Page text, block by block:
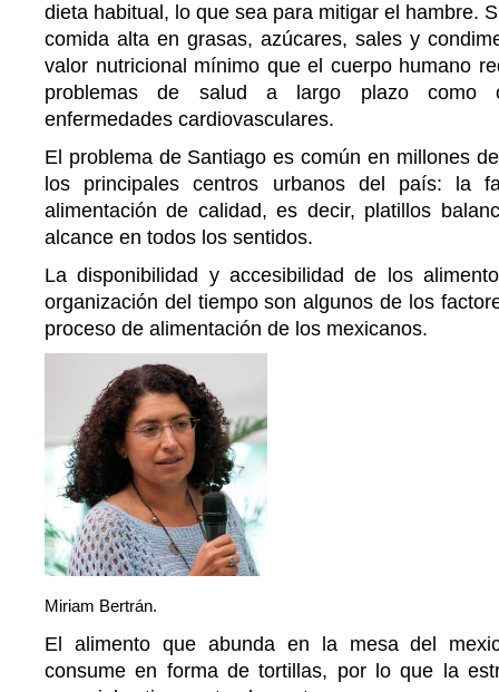
dieta habitual, lo que sea para mitigar el hambre.
comida alta en grasas, azúcares, sales y
valor nutricional mínimo que el cuerpo humano
problemas de salud a largo plazo como
enfermedades cardiovasculares.
El problema de Santiago es común en millones
los principales centros urbanos del país: la
alimentación de calidad, es decir, platillos
alcance en todos los sentidos.
La disponibilidad y accesibilidad de los
organización del tiempo son algunos de los
proceso de alimentación de los mexicanos.
Miriam Bertrán.
El alimento que abunda en la mesa del
consume en forma de tortillas, por lo que la